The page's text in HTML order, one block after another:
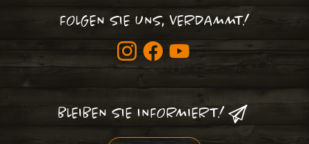
FOLGEN SIE UNS, VERDAMMT!
BLEIBEN SIE INFORMIERT!